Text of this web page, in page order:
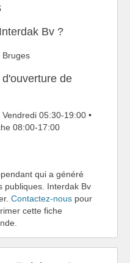
Bv ?
Bruges
de
05:30-19:00 •
08:00-17:00
qui a généré
publiques. Interdak Bv
Contactez-nous pour
cette fiche